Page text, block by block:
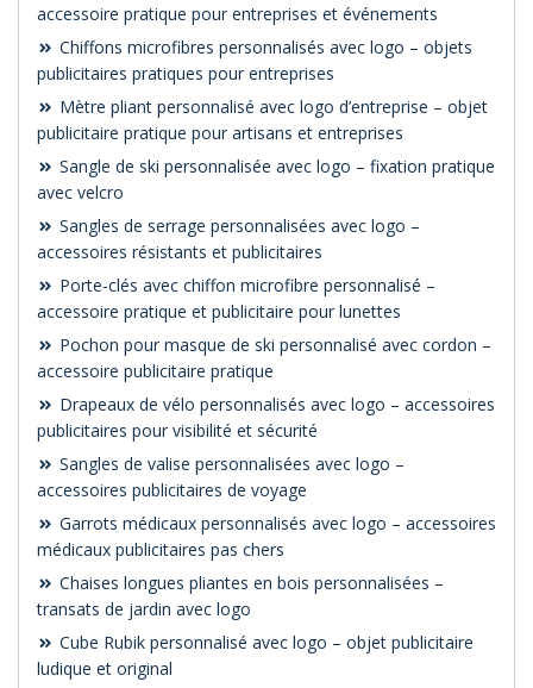
accessoire pratique pour entreprises et événements
Chiffons microfibres personnalisés avec logo – objets
publicitaires pratiques pour entreprises
Mètre pliant personnalisé avec logo d’entreprise – objet
publicitaire pratique pour artisans et entreprises
Sangle de ski personnalisée avec logo – fixation pratique
avec velcro
Sangles de serrage personnalisées avec logo –
accessoires résistants et publicitaires
Porte-clés avec chiffon microfibre personnalisé –
accessoire pratique et publicitaire pour lunettes
Pochon pour masque de ski personnalisé avec cordon –
accessoire publicitaire pratique
Drapeaux de vélo personnalisés avec logo – accessoires
publicitaires pour visibilité et sécurité
Sangles de valise personnalisées avec logo –
accessoires publicitaires de voyage
Garrots médicaux personnalisés avec logo – accessoires
médicaux publicitaires pas chers
Chaises longues pliantes en bois personnalisées –
transats de jardin avec logo
Cube Rubik personnalisé avec logo – objet publicitaire
ludique et original